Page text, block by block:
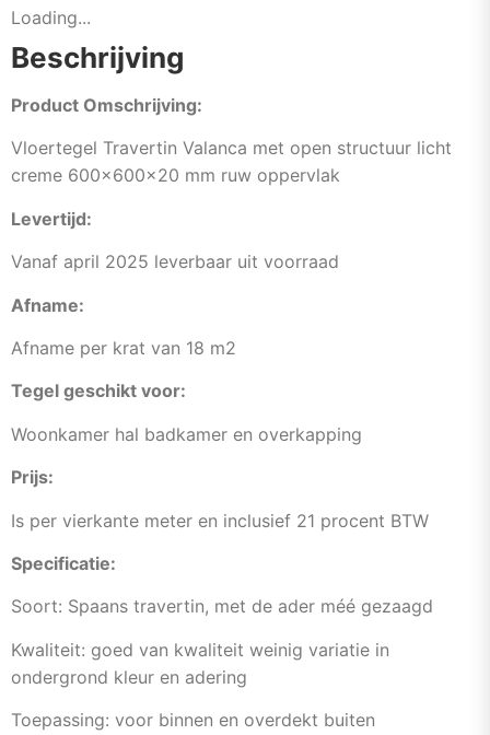
Loading...
Beschrijving
Product Omschrijving:
Vloertegel Travertin Valanca met open structuur licht
creme 600x600x20 mm ruw oppervlak
Levertijd:
Vanaf april 2025 leverbaar uit voorraad
Afname:
Afname per krat van 18 m2
Tegel geschikt voor:
Woonkamer hal badkamer en overkapping
Prijs:
Is per vierkante meter en inclusief 21 procent BTW
Specificatie:
Soort: Spaans travertin, met de ader méé gezaagd
Kwaliteit: goed van kwaliteit weinig variatie in
ondergrond kleur en adering
Toepassing: voor binnen en overdekt buiten